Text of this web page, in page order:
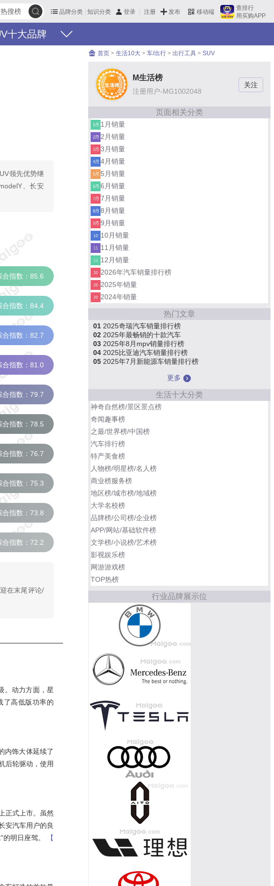
品牌分类 知识分类 登录 注册 发布 移动端
查排行
用买购APP
热搜榜
十大品牌
领先优势继
、长安
合指数：85.6
合指数：84.4
合指数：82.7
合指数：81.0
合指数：79.7
合指数：78.5
合指数：76.7
合指数：75.3
合指数：73.8
合指数：72.2
01 本田CR-V
大众途观L
特斯拉Model Y
奇瑞瑞虎8
长安CS75 PLUS
06 宋PLUS新能源
07 吉利星越L
08 丰田锋兰达
博越L
10 吉利银河星舰7 EM-i
在末尾评论/
。动力方面，星
了高低版功率的
内饰大体延续了
后轮驱动，使用
正式上市。虽然
安汽车用户的良
明日座驾。
【
首页 > 生活10大 > 车/出行 > 出行工具 > SUV
M生活榜
注册用户-MG1002048
页面相关分类
1月销量
2月销量
3月销量
4月销量
5月销量
6月销量
7月销量
8月销量
9月销量
10月销量
11月销量
12月销量
2026年汽车销量排行榜
2025年销量
2024年销量
热门文章
01 2025奇瑞汽车销量排行榜
02 2025年最畅销的十款汽车
03 2025年8月mpv销量排行榜
04 2025比亚迪汽车销量排行榜
05 2025年7月新能源车销量排行榜
更多
生活十大分类
神奇自然榜/景区景点榜
奇闻趣事榜
之最/世界榜/中国榜
汽车排行榜
特产美食榜
人物榜/明星榜/名人榜
商业榜服务榜
地区榜/城市榜/地域榜
大学名校榜
品牌榜/公司榜/企业榜
APP/网站/基础软件榜
文学榜/小说榜/艺术榜
影视娱乐榜
网游游戏榜
TOP热榜
行业品牌展示位